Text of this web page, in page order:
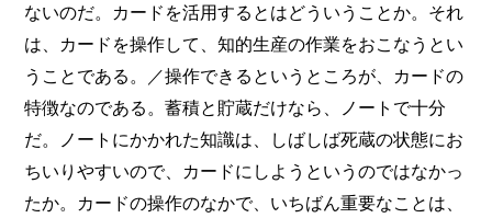
ないのだ。カードを活用するとはどういうことか。それ
は、カードを操作して、知的生産の作業をおこなうとい
うことである。／操作できるというところが、カードの
特徴なのである。蓄積と貯蔵だけなら、ノートで十分
だ。ノートにかかれた知識は、しばしば死蔵の状態にお
ちいりやすいので、カードにしようというのではなかっ
たか。カードの操作のなかで、いちばん重要なことは、